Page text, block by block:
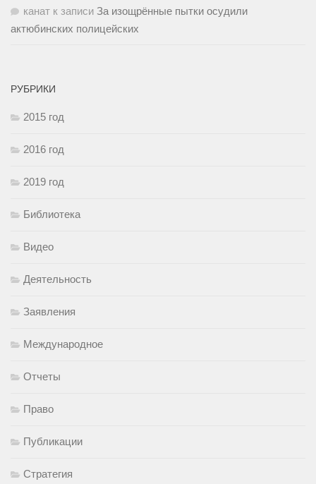
канат к записи За изощрённые пытки осудили
актюбинских полицейских
РУБРИКИ
2015 год
2016 год
2019 год
Библиотека
Видео
Деятельность
Заявления
Международное
Отчеты
Право
Публикации
Стратегия